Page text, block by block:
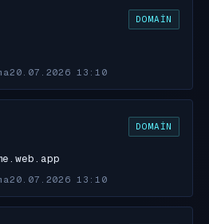
DOMAIN
20.07.2026 13:10
DOMAIN
20.07.2026 13:10